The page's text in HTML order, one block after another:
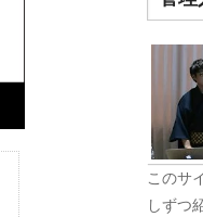
このサ
しずつ